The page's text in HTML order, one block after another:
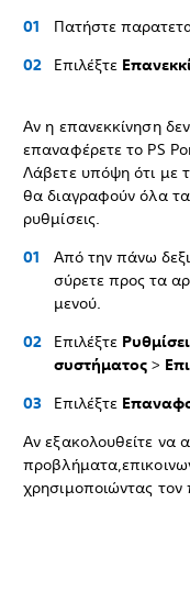
Πατήστε
Επιλέξτε
Αν η επανεκκίνηση
επαναφέρετε το PS
Λάβετε υπόψη ότι με
θα διαγραφούν όλα
ρυθμίσεις.
Από την πάνω
σύρετε προς τα
μενού.
Επιλέξτε
συστήματος >
Επιλέξτε
Αν εξακολουθείτε να
χρησιμοποιώντας